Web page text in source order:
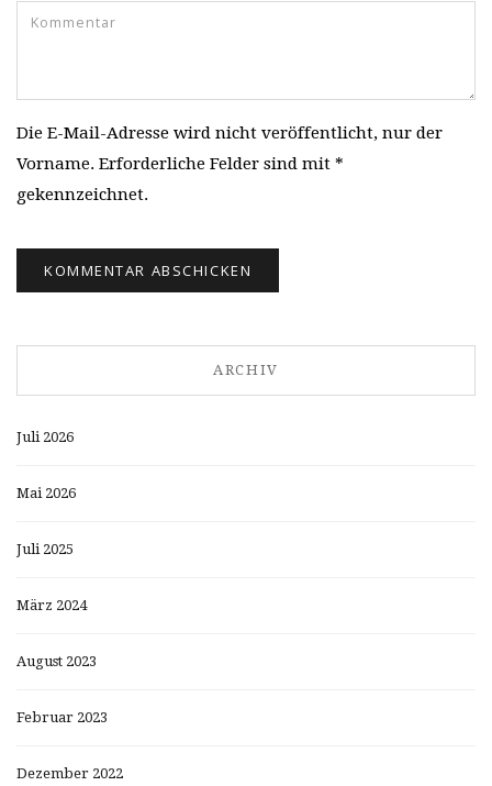
Die E-Mail-Adresse wird nicht veröffentlicht, nur der
Vorname. Erforderliche Felder sind mit *
gekennzeichnet.
ARCHIV
Juli 2026
Mai 2026
Juli 2025
März 2024
August 2023
Februar 2023
Dezember 2022